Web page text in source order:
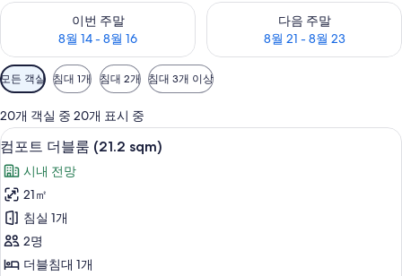
이번 주말
8월 14 - 8월 16
이번 주말 예약 가능 여부 확인, 8월 14 - 8월 16
다음 주말
8월 21 - 8월 23
다음 주말 예약 가능 여부 확인
객
실
에
사
용
가
능
한
필
터
모든 객실 침대 1개 침대 2개 침대 3개 이상
20개 객실 중 20개 표시 중
컴
포
트
더
블
룸
컴포트 더블룸 (21.2 sqm) | 오리/거위
16
컴포트 더블룸 (21.2 sqm)
시내 전망
21㎡
침실 1개
2명
더블침대 1개